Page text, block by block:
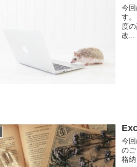
今
す
度
改...
今
の
格